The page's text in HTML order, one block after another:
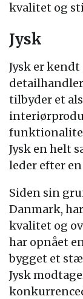
kvalitet og
Jysk
Jysk er
tilbyder et
Jysk en helt
leder efter
Siden sin
Danmark,
kvalitet og
har opnået
bygget et
Jysk